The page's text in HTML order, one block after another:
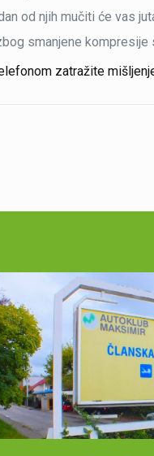
od njih mučiti će vas
smanjene kompresije
zatražite